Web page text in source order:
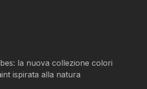
la nuova collezione colori
ispirata alla natura